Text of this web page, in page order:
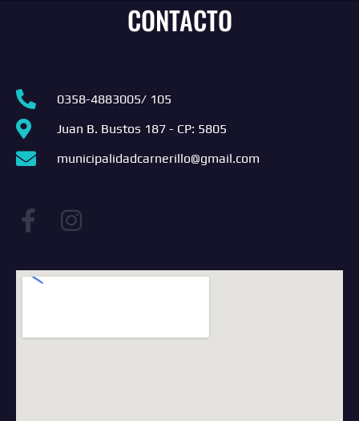
CONTACTO
0358-4883005/ 105
Juan B. Bustos 187 - CP: 5805
municipalidadcarnerillo@gmail.com